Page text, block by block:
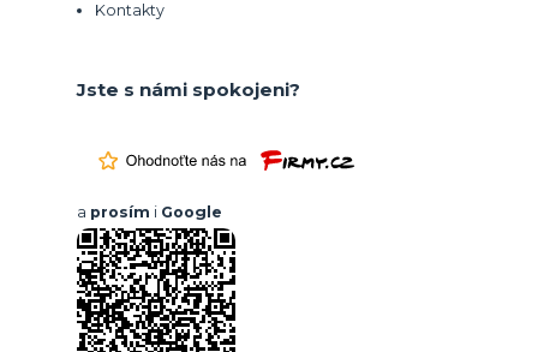
Kontakty
Jste s námi spokojeni?
a prosím i Google